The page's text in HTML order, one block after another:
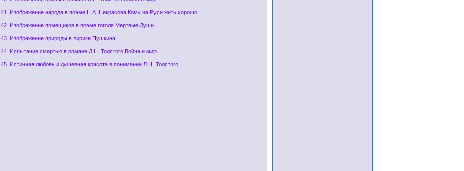
41. Изображение народа в поэме Н.А. Некрасова Кому на Руси жить хорошо
42. Изображение помещиков в поэме гоголя Мертвые Души
43. Изображение природы в лирике Пушкина
44. Испытание смертью в романе Л.Н. Толстого Война и мир
45. Истинная любовь и душевная красота в понимании Л.Н. Толстого